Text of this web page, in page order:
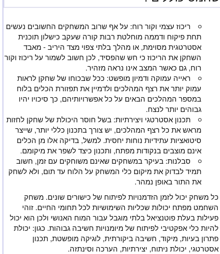
ריכוז עצמי וקור רוח: על אף שרוב המשחקים החשובים נעשים
תחת פיקוח ודממה מוחלטת רבות קורה שעקב כישלון תוכנית
אסטרטגית מסוימת, או מהלך בלתי צפוי מצד היריב - מאבד
השחקן את הריכוז כי חש שהפסיד, לכן חשוב לשמור על ריכוז וקור
רוח, גם כאשר המצב אינו נראה מזהיר.
ראייה עמוקה ודמיון מופשט: ככל שבכוחו של שחקן לראות
עמוק יותר את רצף המהלכים ולדמיין את תפזורת הכלים בלוח
במספר המהלכים הבאים על כל אפשרויותיהם, כך סיכויו יהיו
גבוהים יותר לנצח.
תכנון אסטרטגי ויצירתיות: בשל חוסר היכולת של שחקן לחזות
מראש את כל רצף המהלכים, יש צורך בתכנון כללי יותר, שייצר
סיטואציות עתידיות נוחות יחסית. למשל, בדיקה אלו מן הכלים
אינם מוצבים בנקודות מפתח, ותכנון כיצד לשפר את מיקומם.
סבלנות: בעיקר במשחקים שאינם משוחקים עם זמן, חשוב
תמיד לבדוק את מיקום כלי המשחק על הלוח עד תום, ולא לשחק
את התור באופן נמהר.
כל משחק יכול לזמן הזדמנויות לפיתוח של כישורים שונים‏. משחק
השחמט מפתח יכולות שכליות השימושיות לכל תחומי החיים. זוהי
פעילות בעלת פוטנציאל בלתי מוגבל עבור המוח האנושי ולכן הוא יכול
להיות כלי אפקטיבי לפיתוח של מיומנויות חשיבה גבוהות. כגון: יכולת
פתרון בעיות, מיקוד, חשיבה ביקורתית, לוגיקה מופשטת, תכנון
אסטרטגי, יכולת ניתוח, יצירתיות, הערכה וסינתזה‏.